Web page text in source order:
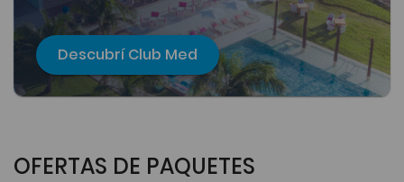
Descubrí Club Med
OFERTAS DE PAQUETES